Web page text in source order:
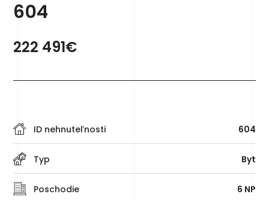
604
222 491€
ID nehnuteľnosti 604
Poschodie 6 NP
Typ Byt